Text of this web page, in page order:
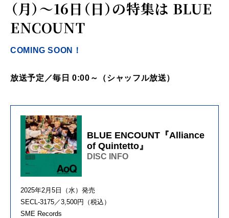
（月）～16日（日）の特集は BLUE
ENCOUNT
COMING SOON！
放送予定／毎日 0:00～（シャッフル放送）
BLUE ENCOUNT『Alliance
of Quintetto』
DISC INFO
2025年2月5日（水）発売
SECL-3175／3,500円（税込）
SME Records